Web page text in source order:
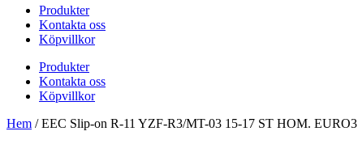
Produkter
Kontakta oss
Köpvillkor
Produkter
Kontakta oss
Köpvillkor
Hem / EEC Slip-on R-11 YZF-R3/MT-03 15-17 ST HOM. EURO3